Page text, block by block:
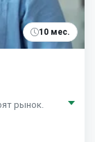
10 мес.
рынок.